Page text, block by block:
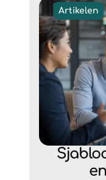
Artikelen